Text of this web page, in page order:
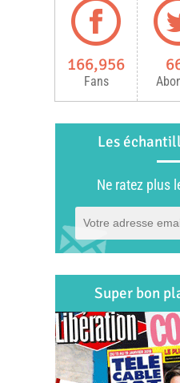
166,956
Fans
Les
Ne ratez plus
Super bon